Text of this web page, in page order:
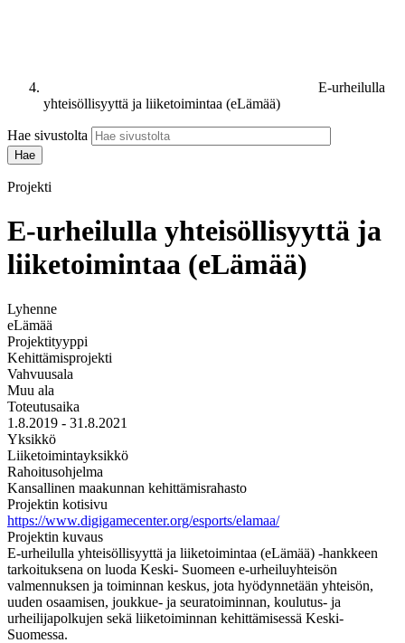
E-urheilulla
yhteisöllisyyttä ja liiketoimintaa (eLämää)
Hae sivustolta
Projekti
E-urheilulla yhteisöllisyyttä ja
liiketoimintaa (eLämää)
Lyhenne
eLämää
Projektityyppi
Kehittämisprojekti
Vahvuusala
Muu ala
Toteutusaika
1.8.2019 - 31.8.2021
Yksikkö
Liiketoimintayksikkö
Rahoitusohjelma
Kansallinen maakunnan kehittämisrahasto
Projektin kotisivu
https://www.digigamecenter.org/esports/elamaa/
Projektin kuvaus
E-urheilulla yhteisöllisyyttä ja liiketoimintaa (eLämää) -hankkeen
tarkoituksena on luoda Keski- Suomeen e-urheiluyhteisön
valmennuksen ja toiminnan keskus, jota hyödynnetään yhteisön,
uuden osaamisen, joukkue- ja seuratoiminnan, koulutus- ja
urheilijapolkujen sekä liiketoiminnan kehittämisessä Keski-
Suomessa.